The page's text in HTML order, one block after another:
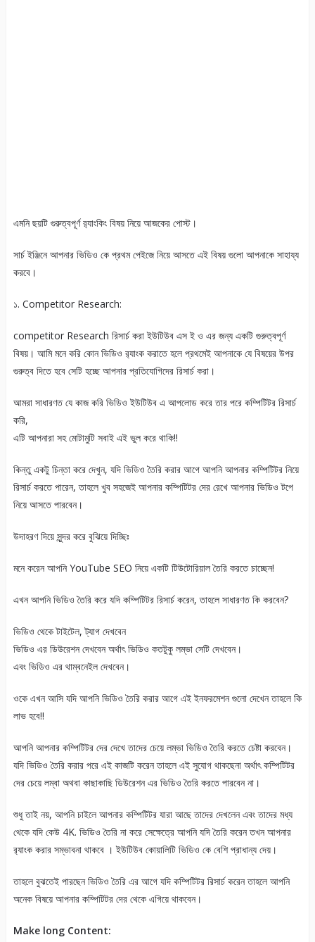
এমনি ছয়টি গুরুত্বপূর্ণ র‍্যাংকিং বিষয় নিয়ে আজকের পোস্ট।
সার্চ ইঞ্জিনে আপনার ভিডিও কে প্রথম পেইজে নিয়ে আসতে এই বিষয় গুলো আপনাকে সাহায্য
করবে।
১. Competitor Research:
competitor Research রিসার্চ করা ইউটিউব এস ই ও এর জন্য একটি গুরুত্বপূর্ণ
বিষয়। আমি মনে করি কোন ভিডিও র‍্যাংক করাতে হলে প্রথমেই আপনাকে যে বিষয়ের উপর
গুরুত্ব দিতে হবে সেটি হচ্ছে আপনার প্রতিযোগিদের রিসার্চ করা।
আমরা সাধারণত যে কাজ করি ভিডিও ইউটিউব এ আপলোড করে তার পরে কম্পিটিটর রিসার্চ
করি,
এটি আপনারা সহ মোটামুটি সবাই এই ভুল করে থাকি!!
কিন্তু একটু চিন্তা করে দেখুন, যদি ভিডিও তৈরি করার আগে আপনি আপনার কম্পিটিটর নিয়ে
রিসার্চ করতে পারেন, তাহলে খুব সহজেই আপনার কম্পিটিটর দের রেখে আপনার ভিডিও টপে
নিয়ে আসতে পারবেন।
উদাহরণ দিয়ে সুন্দর করে বুঝিয়ে দিচ্ছিঃ
মনে করেন আপনি YouTube SEO নিয়ে একটি টিউটোরিয়াল তৈরি করতে চাচ্ছেন!
এখন আপনি ভিডিও তৈরি করে যদি কম্পিটিটর রিসার্চ করেন, তাহলে সাধারণত কি করবেন?
ভিডিও থেকে টাইটেল, ট্যাগ দেখবেন
ভিডিও এর ডিউরেশন দেখবেন অর্থাৎ ভিডিও কতটুকু লম্ভা সেটি দেখবেন।
এবং ভিডিও এর থাম্বনেইল দেখবেন।
ওকে এখন আসি যদি আপনি ভিডিও তৈরি করার আগে এই ইনফরমেশন গুলো দেখেন তাহলে কি
লাভ হবে!!
আপনি আপনার কম্পিটিটর দের দেখে তাদের চেয়ে লম্ভা ভিডিও তৈরি করতে চেষ্টা করবেন।
যদি ভিডিও তৈরি করার পরে এই কাজটি করেন তাহলে এই সুযোগ থাকছেনা অর্থাৎ কম্পিটিটর
দের চেয়ে লম্বা অথবা কাছাকাছি ডিউরেশন এর ভিডিও তৈরি করতে পারবেন না।
শুধু তাই নয়, আপনি চাইলে আপনার কম্পিটিটর যারা আছে তাদের দেখলেন এবং তাদের মধ্য
থেকে যদি কেউ 4K. ভিডিও তৈরি না করে সেক্ষেত্রে আপনি যদি তৈরি করেন তখন আপনার
র‍্যাংক করার সম্ভাবনা থাকবে । ইউটিউব কোয়ালিটি ভিডিও কে বেশি প্রাধান্য দেয়।
তাহলে বুঝতেই পারছেন ভিডিও তৈরি এর আগে যদি কম্পিটিটর রিসার্চ করেন তাহলে আপনি
অনেক বিষয়ে আপনার কম্পিটিটর দের থেকে এগিয়ে থাকবেন।
Make long Content: